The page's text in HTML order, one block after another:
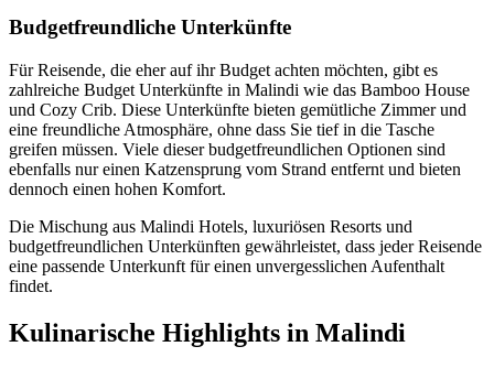
Budgetfreundliche Unterkünfte
Für Reisende, die eher auf ihr Budget achten möchten, gibt es
zahlreiche Budget Unterkünfte in Malindi wie das Bamboo House
und Cozy Crib. Diese Unterkünfte bieten gemütliche Zimmer und
eine freundliche Atmosphäre, ohne dass Sie tief in die Tasche
greifen müssen. Viele dieser budgetfreundlichen Optionen sind
ebenfalls nur einen Katzensprung vom Strand entfernt und bieten
dennoch einen hohen Komfort.
Die Mischung aus Malindi Hotels, luxuriösen Resorts und
budgetfreundlichen Unterkünften gewährleistet, dass jeder Reisende
eine passende Unterkunft für einen unvergesslichen Aufenthalt
findet.
Kulinarische Highlights in Malindi